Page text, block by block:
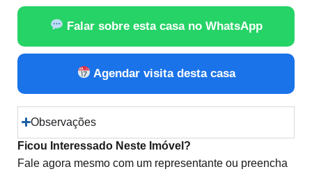
Falar sobre esta casa no WhatsApp
Agendar visita desta casa
Observações
Ficou Interessado Neste Imóvel?
Fale agora mesmo com um representante ou preencha